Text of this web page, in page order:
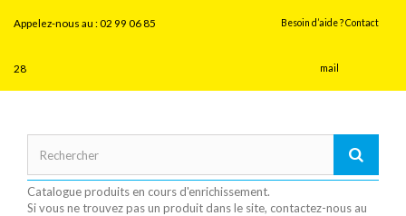
Besoin d’aide ? Contact
mail
Appelez-nous au :02 99 06 85
28
Catalogue produits en cours d'enrichissement.
Si vous ne trouvez pas un produit dans le site, contactez-nous au